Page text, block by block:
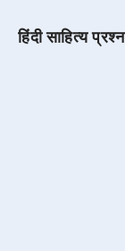
हिंदी साहित्य प्रश्न